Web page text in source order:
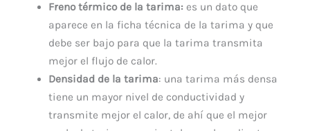
Freno térmico de la tarima: es un dato que
aparece en la ficha técnica de la tarima y que
debe ser bajo para que la tarima transmita
mejor el flujo de calor.
Densidad de la tarima: una tarima más densa
tiene un mayor nivel de conductividad y
transmite mejor el calor, de ahí que el mejor